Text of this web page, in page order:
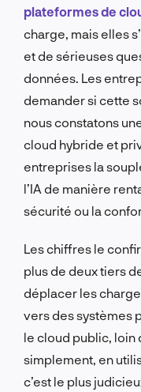
plateformes de
charge, mais elles
et de sérieuses
données. Les
demander si cette
nous constatons
cloud hybride et
entreprises la
l’IA de manière
sécurité ou la
Les chiffres le
plus de deux tiers
déplacer les
vers des systèmes
le cloud public, loin
simplement, en
c’est le plus